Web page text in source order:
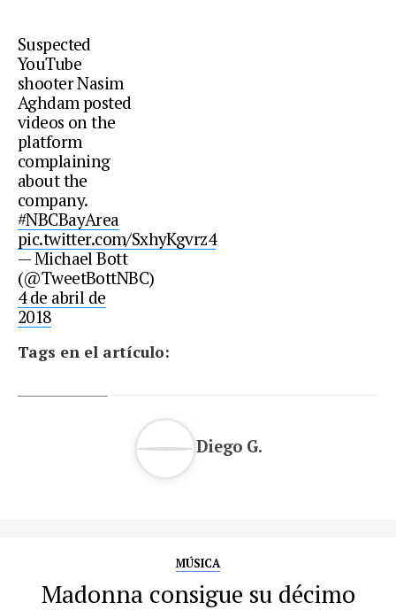
Suspected
YouTube
shooter Nasim
Aghdam posted
videos on the
platform
complaining
about the
company.
#NBCBayArea
pic.twitter.com/SxhyKgvrz4
— Michael Bott
(@TweetBottNBC)
4 de abril de
2018
Tags en el artículo:
Diego G.
MÚSICA
Madonna consigue su décimo